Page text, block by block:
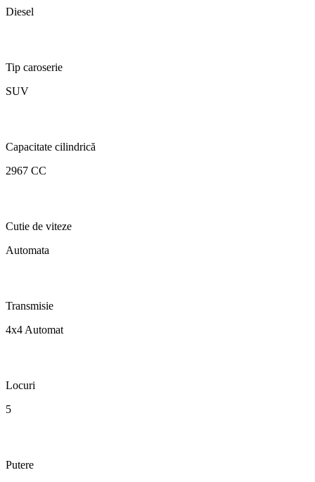
Diesel
Tip caroserie
SUV
Capacitate cilindrică
2967 CC
Cutie de viteze
Automata
Transmisie
4x4 Automat
Locuri
5
Putere